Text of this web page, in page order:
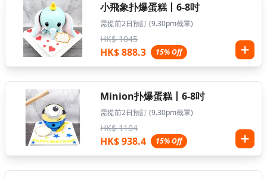
小飛象扑爆蛋糕丨6-8吋
需提前2日預訂 (9.30pm截單)
HK$ 1045
HK$ 888.3 15% Off
Minion扑爆蛋糕丨6-8吋
需提前2日預訂 (9.30pm截單)
HK$ 1104
HK$ 938.4 15% Off